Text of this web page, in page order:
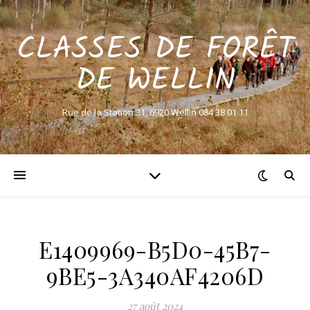
CLASSES DE FORÊT
DE WELLIN
Rue de la Station 31, 6920 Wellin 084 38 01 11
E1409969-B5D0-45B7-
9BE5-3A340AF4206D
27 août 2024